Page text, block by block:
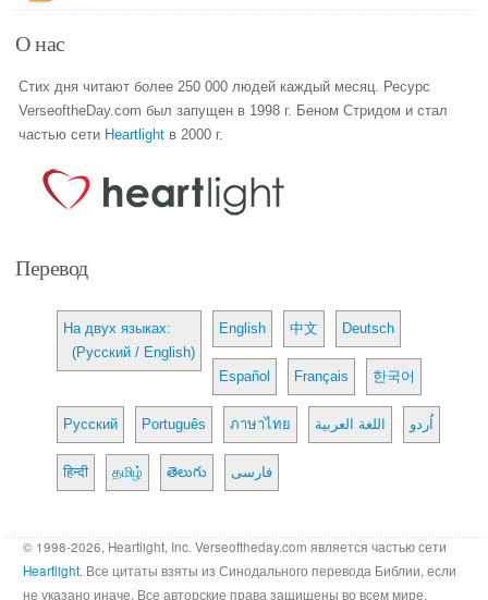
О нас
Стих дня читают более 250 000 людей каждый месяц. Ресурс
VerseoftheDay.com был запущен в 1998 г. Беном Стридом и стал
частью сети Heartlight в 2000 г.
Перевод
На двух языках:
(Русский / English)
English 中文 Deutsch
Español Français 한국어
Русский Português ภาษาไทย اللغة العربية اُردو
हिन्दी தமிழ் తెలుగు فارسی
© 1998-2026, Heartlight, Inc. Verseoftheday.com является частью сети
Heartlight. Все цитаты взяты из Синодального перевода Библии, если
не указано иначе. Все авторские права защищены во всем мире.